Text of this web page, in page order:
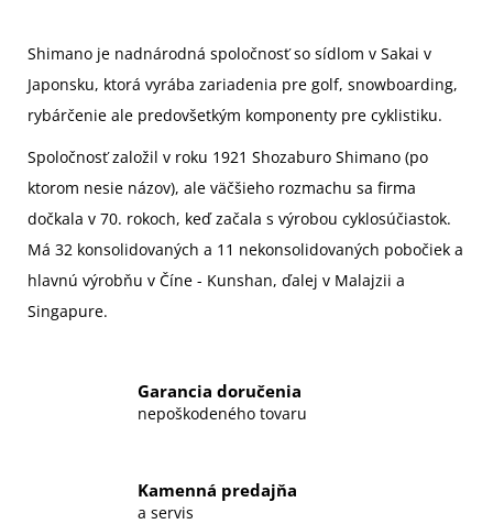
Shimano je nadnárodná spoločnosť so sídlom v Sakai v
Japonsku, ktorá vyrába zariadenia pre golf, snowboarding,
rybárčenie ale predovšetkým komponenty pre cyklistiku.
Spoločnosť založil v roku 1921 Shozaburo Shimano (po
ktorom nesie názov), ale väčšieho rozmachu sa firma
dočkala v 70. rokoch, keď začala s výrobou cyklosúčiastok.
Má 32 konsolidovaných a 11 nekonsolidovaných pobočiek a
hlavnú výrobňu v Číne - Kunshan, ďalej v Malajzii a
Singapure.
Garancia doručenia
nepoškodeného tovaru
Kamenná predajňa
a servis